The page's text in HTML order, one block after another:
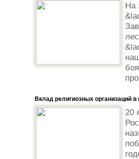
На
Вклад религиозных организаций в
20